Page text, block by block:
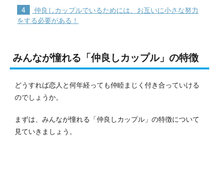
4
仲良しカップルでいるためには、お互いに小さな努力
をする必要がある！
みんなが憧れる「仲良しカップル」の特徴
どうすれば恋人と何年経っても仲睦まじく付き合っていける
のでしょうか。
まずは、みんなが憧れる「仲良しカップル」の特徴について
見ていきましょう。